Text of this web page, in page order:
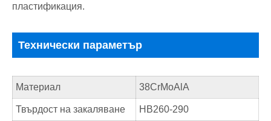
пластификация.
Технически параметър
Материал 38CrMoAlA
Твърдост на закаляване HB260-290